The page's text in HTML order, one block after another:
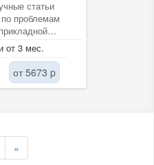
статьи
проблемам
биологии
от 3 мес.
от 5673 p
»